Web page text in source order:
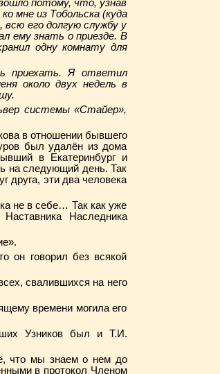
потому, что, узнав
мне из Тобольска (куда
его долгую службу у
ему знать о приезде. В
одну комнату для
приехать. Я ответил
около двух недель в
системы «Стайер»,
в отношении бывшего
был удалён из дома
в Екатеринбург и
на следующий день. Так
друга, эти два человека
не в себе… Так как уже
Наследника
он говорил без всякой
свалившихся на него
времени могила его
Узников был и Т.И.
что мы знаем о нем до
в протокол Членом